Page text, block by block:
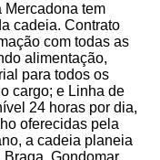
Mercadona tem
cadeia. Contrato
com todas as
alimentação,
para todos os
cargo; e Linha de
24 horas por dia,
oferecidas pela
a cadeia planeia